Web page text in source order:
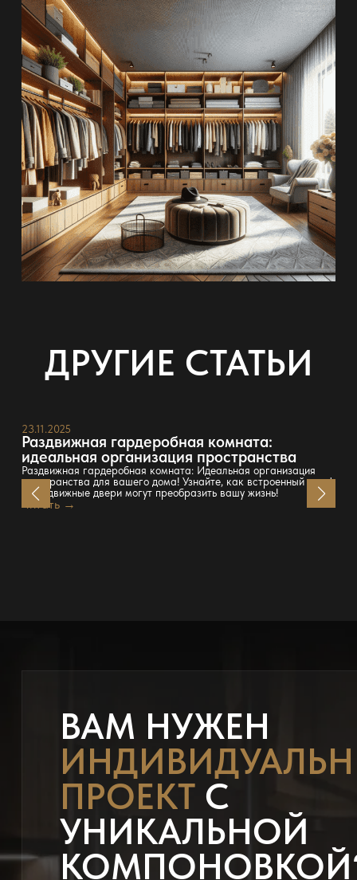
ДРУГИЕ СТАТЬИ
23.11.2025
Раздвижная гардеробная комната:
идеальная организация пространства
Раздвижная гардеробная комната: Идеальная организация
пространства для вашего дома! Узнайте, как встроенный шкаф
и раздвижные двери могут преобразить вашу жизнь!
Читать →
ВАМ НУЖЕН
ПРОЕКТС
УНИКАЛЬНОЙ